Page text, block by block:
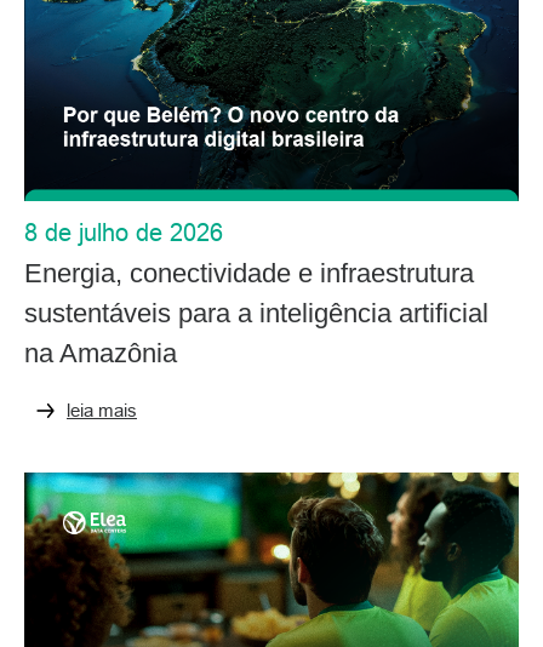
8 de julho de 2026
Energia, conectividade e infraestrutura
sustentáveis para a inteligência artificial
na Amazônia
leia mais